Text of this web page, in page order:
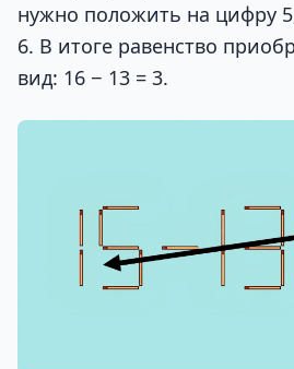
нужно положить на цифру
6. В итоге равенство
вид: 16 − 13 = 3.